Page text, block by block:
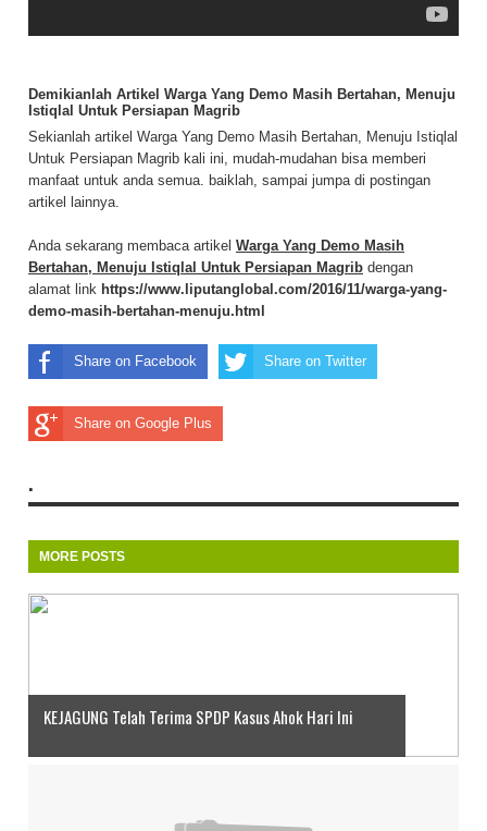
Demikianlah Artikel Warga Yang Demo Masih Bertahan, Menuju
Istiqlal Untuk Persiapan Magrib
Sekianlah artikel Warga Yang Demo Masih Bertahan, Menuju Istiqlal
Untuk Persiapan Magrib kali ini, mudah-mudahan bisa memberi
manfaat untuk anda semua. baiklah, sampai jumpa di postingan
artikel lainnya.
Anda sekarang membaca artikel Warga Yang Demo Masih
Bertahan, Menuju Istiqlal Untuk Persiapan Magrib dengan
alamat link https://www.liputanglobal.com/2016/11/warga-yang-
demo-masih-bertahan-menuju.html
Share on Facebook Share on Twitter
Share on Google Plus
.
MORE POSTS
KEJAGUNG Telah Terima SPDP Kasus Ahok Hari Ini